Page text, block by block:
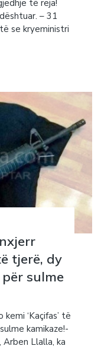
të reja!
– 31
se kryeministri
tjerë, dy
sulme
‘Kaçifas’ të
kamikaze!-
Llalla, ka